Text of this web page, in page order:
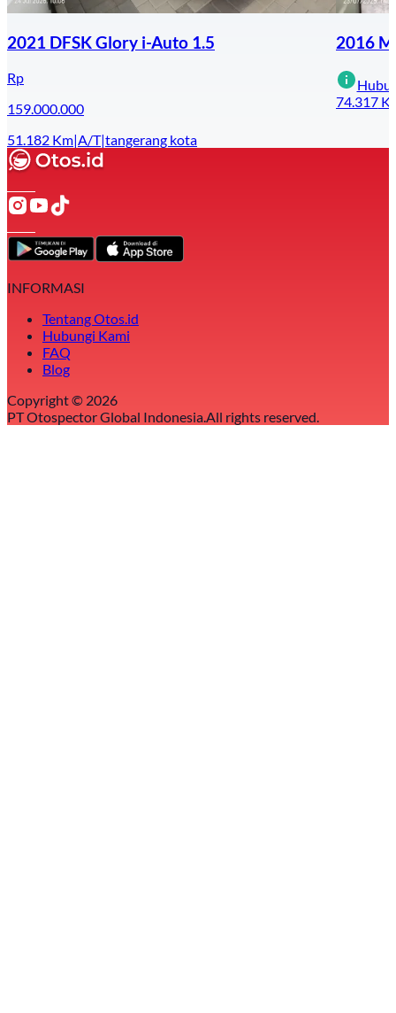
2021 DFSK Glory i-Auto 1.5
Rp
159.000.000
51.182 Km|A/T|tangerang kota
2016
74.317
INFORMASI
Tentang Otos.id
Hubungi Kami
FAQ
Blog
Copyright © 2026
PT Otospector Global Indonesia. All rights reserved.